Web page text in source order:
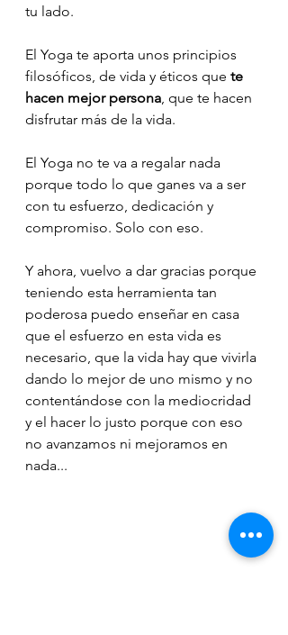
tu lado.
El Yoga te aporta unos principios
filosóficos, de vida y éticos que te
hacen mejor persona, que te hacen
disfrutar más de la vida.
El Yoga no te va a regalar nada
porque todo lo que ganes va a ser
con tu esfuerzo, dedicación y
compromiso. Solo con eso.
Y ahora, vuelvo a dar gracias porque
teniendo esta herramienta tan
poderosa puedo enseñar en casa
que el esfuerzo en esta vida es
necesario, que la vida hay que vivirla
dando lo mejor de uno mismo y no
contentándose con la mediocridad
y el hacer lo justo porque con eso
no avanzamos ni mejoramos en
nada...